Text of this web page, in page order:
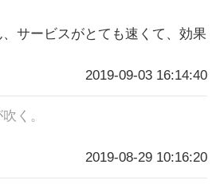
サービスがとても速くて、効果
2019-09-03 16:14:40
く。
2019-08-29 10:16:20